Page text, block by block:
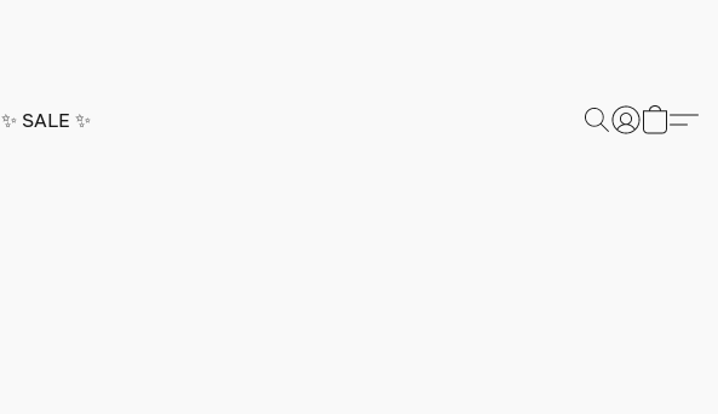
✨ SALE ✨